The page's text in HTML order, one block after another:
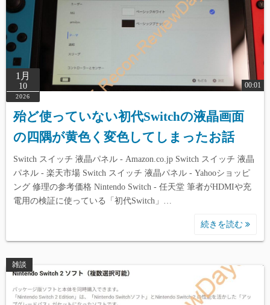
1月
10
2026
00:01
殆ど使っていない初代Switchの液晶画面
の四隅が黄色く変色してしまったお話
Switch スイッチ 液晶パネル - Amazon.co.jp Switch スイッチ 液晶
パネル - 楽天市場 Switch スイッチ 液晶パネル - Yahooショッピ
ング 修理の参考価格 Nintendo Switch - 任天堂 筆者がHDMIや充
電用の検証に使っている「初代Switch」…
続きを読む
雑談